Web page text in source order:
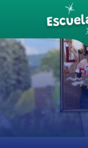
Pasar al contenido